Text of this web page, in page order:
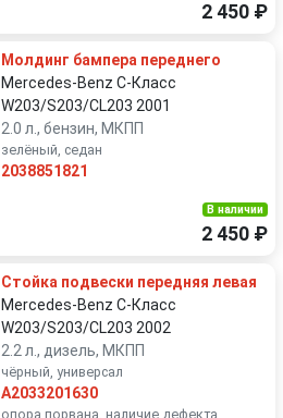
2 450 ₽
Молдинг бампера переднего
Mercedes-Benz C-Класс
W203/S203/CL203 2001
2.0 л., бензин, МКПП
зелёный, седан
2038851821
В наличии
2 450 ₽
Стойка подвески передняя левая
Mercedes-Benz C-Класс
W203/S203/CL203 2002
2.2 л., дизель, МКПП
чёрный, универсал
A2033201630
опора порвана, наличие дефекта